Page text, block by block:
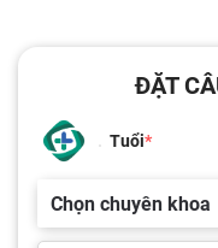
ĐẶT
Tuổi
Chọn chuyên khoa